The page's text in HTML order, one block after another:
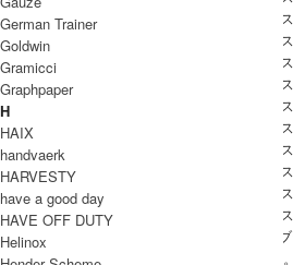
Veritecoeur（ヴェリテクール）より、2way
さらりとした軽やかで柔らかなコットン素材
German Trainer
Goldwin
Gramicci
Graphpaper
H
HAIX
handvaerk
HARVESTY
have a good day
HAVE OFF DUTY
Helinox